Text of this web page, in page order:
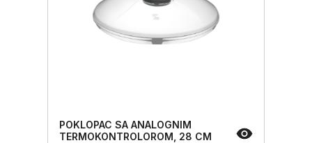
POKLOPAC SA ANALOGNIM
TERMOKONTROLOROM, 28 CM